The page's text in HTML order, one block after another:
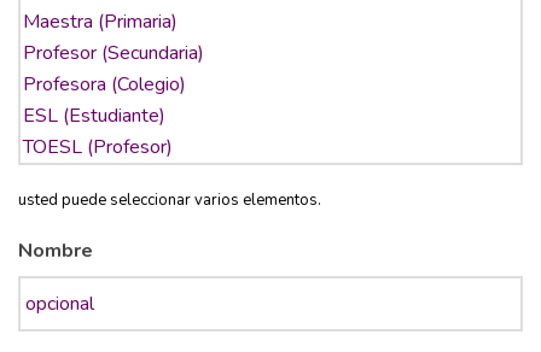
usted puede seleccionar varios elementos.
Nombre